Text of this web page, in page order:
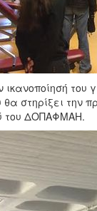
του
θα στηρίξει την
του ΔΟΠΑΦΜΑΗ.